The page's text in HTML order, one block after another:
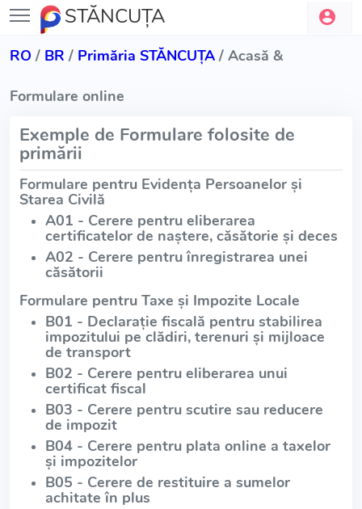
STĂNCUŢA
RO / BR / Primăria STĂNCUŢA / Acasă &
Formulare online
Exemple de Formulare folosite de
primării
Formulare pentru Evidența Persoanelor și
Starea Civilă
A01 - Cerere pentru eliberarea
certificatelor de naștere, căsătorie și deces
A02 - Cerere pentru înregistrarea unei
căsătorii
Formulare pentru Taxe și Impozite Locale
B01 - Declarație fiscală pentru stabilirea
impozitului pe clădiri, terenuri și mijloace
de transport
B02 - Cerere pentru eliberarea unui
certificat fiscal
B03 - Cerere pentru scutire sau reducere
de impozit
B04 - Cerere pentru plata online a taxelor
și impozitelor
B05 - Cerere de restituire a sumelor
achitate în plus